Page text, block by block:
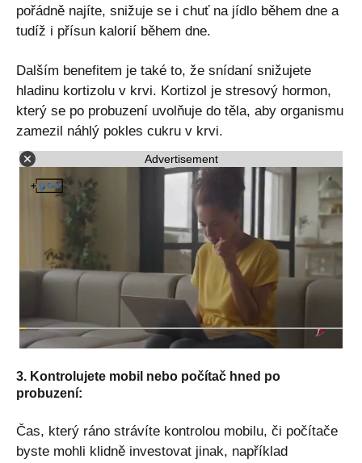
pořádně najíte, snižuje se i chuť na jídlo během dne a
tudíž i přísun kalorií během dne.
Dalším benefitem je také to, že snídaní snižujete
hladinu kortizolu v krvi. Kortizol je stresový hormon,
který se po probuzení uvolňuje do těla, aby organismu
zamezil náhlý pokles cukru v krvi.
Advertisement
3. Kontrolujete mobil nebo počítač hned po
probuzení:
Čas, který ráno strávíte kontrolou mobilu, či počítače
byste mohli klidně investovat jinak, například